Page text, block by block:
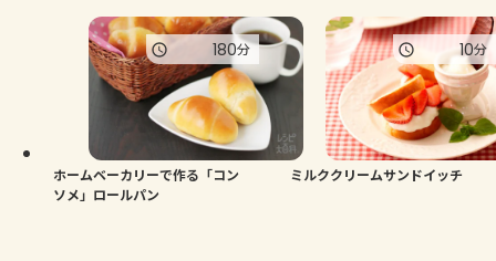
ホームベーカリーで作る「コン
ソメ」ロールパン
180分
ミルククリームサンドイッチ
10分